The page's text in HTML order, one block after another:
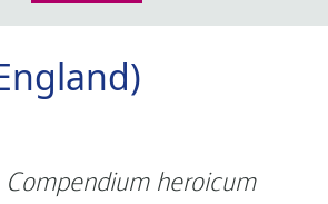
Compendium heroicum